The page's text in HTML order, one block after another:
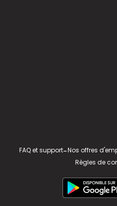
FAQ et support-Nos offres
Règles de